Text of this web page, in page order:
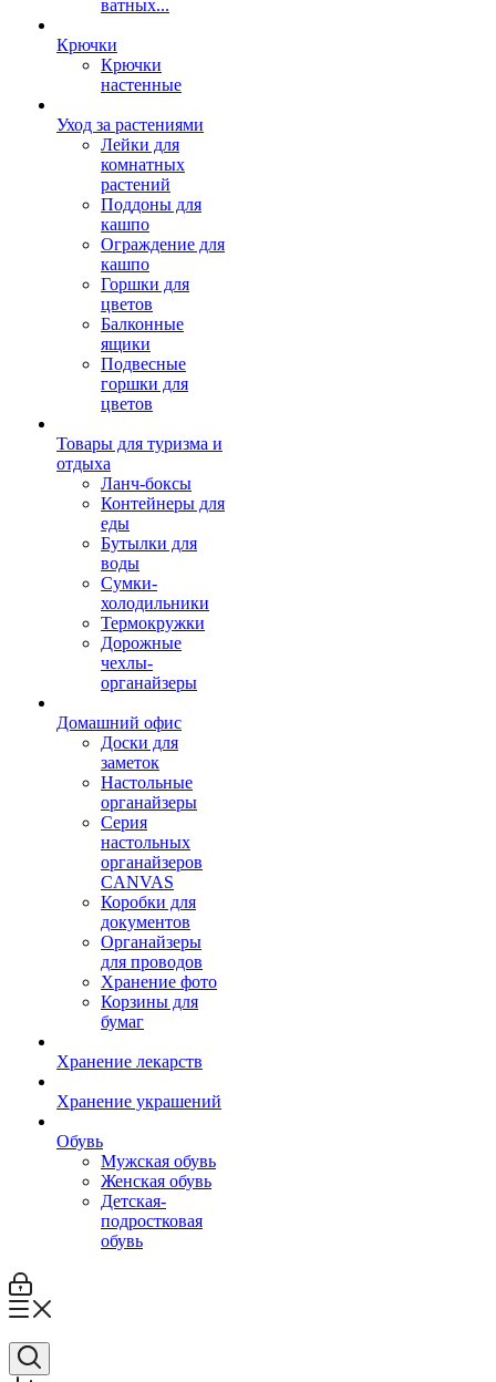
ватных...
Крючки
Крючки
настенные
Уход за растениями
Лейки для
комнатных
растений
Поддоны для
кашпо
Ограждение для
кашпо
Горшки для
цветов
Балконные
ящики
Подвесные
горшки для
цветов
Товары для туризма и
отдыха
Ланч-боксы
Контейнеры для
еды
Бутылки для
воды
Сумки-
холодильники
Термокружки
Дорожные
чехлы-
органайзеры
Домашний офис
Доски для
заметок
Настольные
органайзеры
Серия
настольных
органайзеров
CANVAS
Коробки для
документов
Органайзеры
для проводов
Хранение фото
Корзины для
бумаг
Хранение лекарств
Хранение украшений
Обувь
Мужская обувь
Женская обувь
Детская-
подростковая
обувь